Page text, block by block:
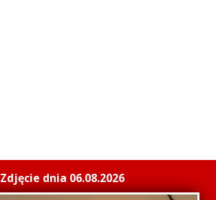
Zdjęcie dnia 06.08.2026